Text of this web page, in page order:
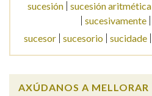
sucesión sucesión aritmética
sucesivamente
sucesor
sucesorio sucidade
AXÚDANOS A MELLORAR